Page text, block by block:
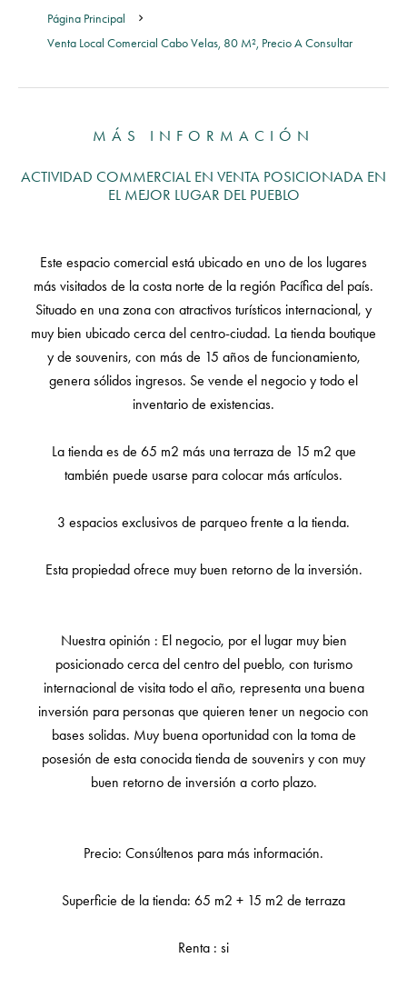
Página Principal
Venta Local Comercial Cabo Velas, 80 M², Precio A Consultar
MÁS INFORMACIÓN
ACTIVIDAD COMMERCIAL EN VENTA POSICIONADA EN
EL MEJOR LUGAR DEL PUEBLO
Este espacio comercial está ubicado en uno de los lugares
más visitados de la costa norte de la región Pacífica del país.
Situado en una zona con atractivos turísticos internacional, y
muy bien ubicado cerca del centro-ciudad. La tienda boutique
y de souvenirs, con más de 15 años de funcionamiento,
genera sólidos ingresos. Se vende el negocio y todo el
inventario de existencias.
La tienda es de 65 m2 más una terraza de 15 m2 que
también puede usarse para colocar más artículos.
3 espacios exclusivos de parqueo frente a la tienda.
Esta propiedad ofrece muy buen retorno de la inversión.
Nuestra opinión : El negocio, por el lugar muy bien
posicionado cerca del centro del pueblo, con turismo
internacional de visita todo el año, representa una buena
inversión para personas que quieren tener un negocio con
bases solidas. Muy buena oportunidad con la toma de
posesión de esta conocida tienda de souvenirs y con muy
buen retorno de inversión a corto plazo.
Precio: Consúltenos para más información.
Superficie de la tienda: 65 m2 + 15 m2 de terraza
Renta : si